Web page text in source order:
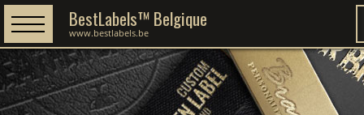
BestLabels™ Belgique
www.bestlabels.be